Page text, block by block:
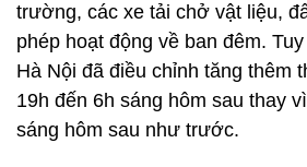
trường, các xe tải chở vật liệu,
phép hoạt động về ban đêm.
Hà Nội đã điều chỉnh tăng thêm
19h đến 6h sáng hôm sau thay
sáng hôm sau như trước.